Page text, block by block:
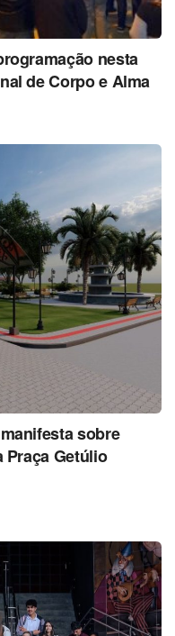
nesta
de Corpo e Alma
sobre
Praça Getúlio